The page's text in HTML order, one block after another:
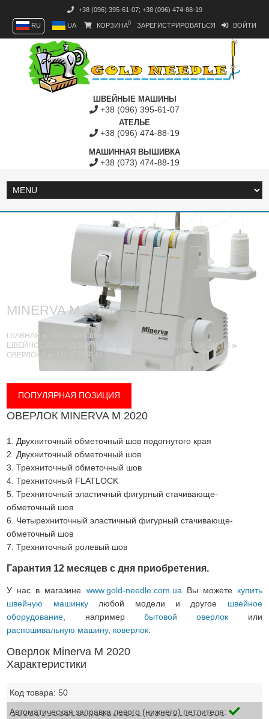
+38 (096) 395-61-07; +38 (096) 474-88-19
RU UA КОРЗИНА0 ЗАРЕГИСТРИРОВАТЬСЯ ВОЙТИ
ШВЕЙНЫЕ МАШИНЫ
+38 (096) 395-61-07
АТЕЛЬЕ
+38 (096) 474-88-19
МАШИННАЯ ВЫШИВКА
+38 (073) 474-88-19
MINERVA M 2020
ГЛАВНАЯ
МАГАЗИН ШВЕЙНЫХ МАШИН
ШВЕЙНОЕ ОБОРУДОВАНИЕ
БЫТОВЫЕ ШВЕЙНЫЕ МАШИНЫ
ОВЕРЛОКИ
MINERVA M 2020
ПОПУЛЯРНАЯ ПОЗИЦИЯ
ОВЕРЛОК MINERVA M 2020
1. Двухниточный обметочный шов подогнутого края
2. Двухниточный обметочный шов
3. Трехниточный обметочный шов
4. Трехниточный FLATLOCK
5. Трехниточный эластичный фигурный стачивающе-
обметочный шов
6. Четырехниточный эластичный фигурный стачивающе-
обметочный шов
7. Трехниточный ролевый шов
Гарантия 12 месяцев с дня приобретения.
У нас в магазине www.gold-needle.com.ua Вы можете купить
швейную машинкулюбой модели и другое швейное
оборудование , например бытовой оверлок или
распошивальную машину, коверлок
Оверлок Minerva M 2020
Характеристики
Код товара: 50
Автоматическая заправка левого (нижнего) петлителя: